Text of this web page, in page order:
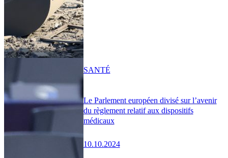
Le Parlement européen divisé sur l’avenir
du règlement relatif aux dispositifs
médicaux
10.10.2024
SANTÉ